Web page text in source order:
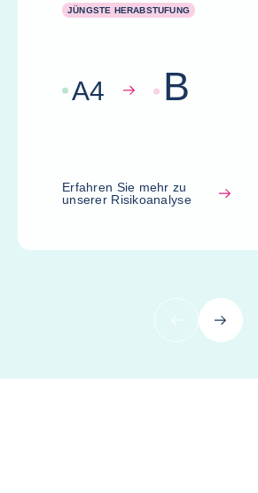
JÜNGSTE HERABSTUFUNG
A4 B
Erfahren Sie mehr zu
unserer Risikoanalyse
VorherigeNächste